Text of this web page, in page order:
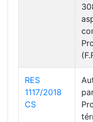
RES
1117/2018
CS